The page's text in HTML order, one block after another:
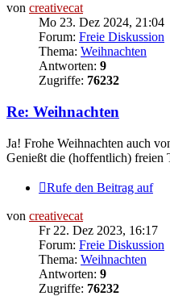
von creativecat
Mo 23. Dez 2024, 21:04
Forum: Freie Diskussion
Thema: Weihnachten
Antworten: 9
Zugriffe: 76232
Re: Weihnachten
Ja! Frohe Weihnachten auch
Genießt die (hoffentlich) freien
Rufe den Beitrag auf
von creativecat
Fr 22. Dez 2023, 16:17
Forum: Freie Diskussion
Thema: Weihnachten
Antworten: 9
Zugriffe: 76232